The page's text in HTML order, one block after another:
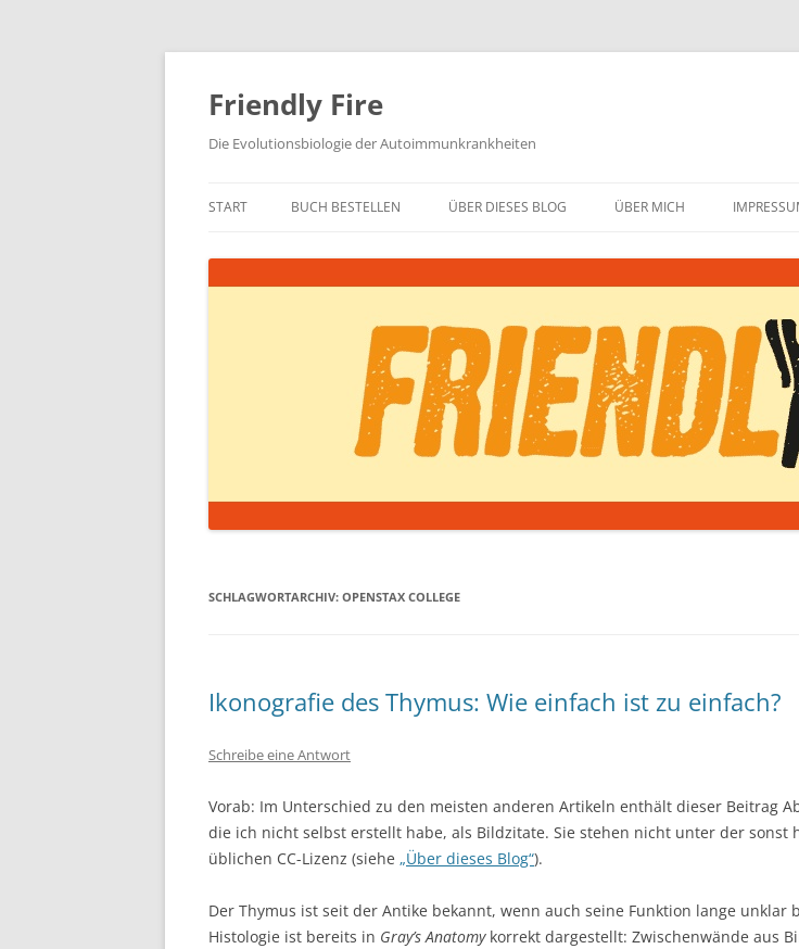
Zum
springen
Friendly Fire
Die Evolutionsbiologie der Autoimmunkrankheiten
START BUCH BESTELLEN ÜBER DIESES BLOG ÜBER MICH
SCHLAGWORTARCHIV: OPENSTAX COLLEGE
Ikonografie des Thymus: Wie einfach ist zu einfach?
Schreibe eine Antwort
Vorab: Im Unterschied zu den meisten anderen Artikeln enthält dieser Beitrag
die ich nicht selbst erstellt habe, als Bildzitate. Sie stehen nicht unter der sonst
üblichen CC-Lizenz (siehe „Über dieses Blog“).
Der Thymus ist seit der Antike bekannt, wenn auch seine Funktion lange unklar
Histologie ist bereits in Gray’s Anatomykorrekt dargestellt: Zwischenwände aus